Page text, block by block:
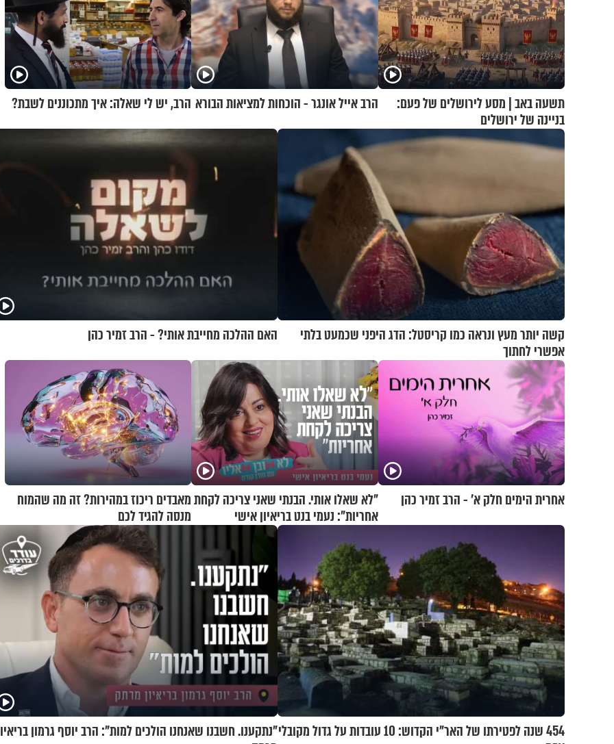
תשעה באב | מסע לירושלים של פעם:
בניינה של ירושלים
הרב אייל אונגר - הוכחות למציאות הבורא הרב, יש לי שאלה: איך מתכוננים לשבת?
קשה יותר מעץ ונראה כמו קריסטל: הדג היפני שכמעט בלתי
אפשרי לחתוך
האם ההלכה מחייבת אותי? - הרב זמיר כהן
אחרית הימים חלק א’ - הרב זמיר כהן
"לא שאלו אותי. הבנתי שאני צריכה לקחת
אחריות": נעמי בנט בריאיון אישי
מאבדים ריכוז במהירות? זה מה שהמוח
מנסה להגיד לכם
454 שנה לפטירתו של האר"י הקדוש: 10 עובדות על גדול מקובלי"נתקענו. חשבנו שאנחנו הולכים למות": הרב יוסף גרמון